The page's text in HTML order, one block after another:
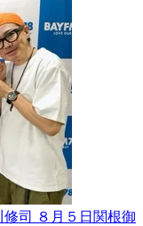
司 ８月５日関根御